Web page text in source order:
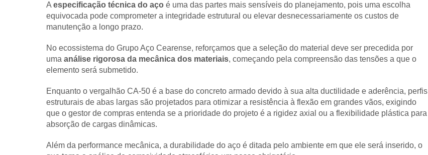
Aespecificação técnica do aço é uma das partes mais sensíveis do planejamento, pois uma escolha
equivocada pode comprometer a integridade estrutural ou elevar desnecessariamente os custos de
manutenção a longo prazo.
No ecossistema do Grupo Aço Cearense, reforçamos que a seleção do material deve ser precedida por
uma análise rigorosa da mecânica dos materiais, começando pela compreensão das tensões a que o
elemento será submetido.
Enquanto o vergalhão CA-50 é a base do concreto armado devido à sua alta ductilidade e aderência, perfis
estruturais de abas largas são projetados para otimizar a resistência à flexão em grandes vãos, exigindo
que o gestor de compras entenda se a prioridade do projeto é a rigidez axial ou a flexibilidade plástica para
absorção de cargas dinâmicas.
Além da performance mecânica, a durabilidade do aço é ditada pelo ambiente em que ele será inserido, o